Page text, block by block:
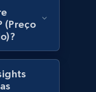
price,
and more.
agora
(Preço